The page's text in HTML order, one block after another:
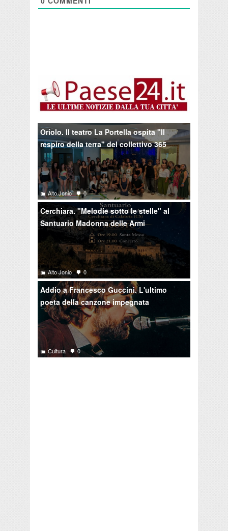
Oriolo. Il teatro La Portella ospita "Il
respiro della terra" del collettivo 365
Alto Jonio 0
Cerchiara. "Melodie sotto le stelle" al
Santuario Madonna delle Armi
Alto Jonio 0
Addio a Francesco Guccini. L'ultimo
poeta della canzone impegnata
Cultura 0